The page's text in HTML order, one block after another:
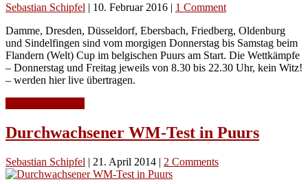
Sebastian Schipfel | 10. Februar 2016 | 1 Comment
Damme, Dresden, Düsseldorf, Ebersbach, Friedberg, Oldenburg
und Sindelfingen sind vom morgigen Donnerstag bis Samstag beim
Flandern (Welt) Cup im belgischen Puurs am Start. Die Wettkämpfe
– Donnerstag und Freitag jeweils von 8.30 bis 22.30 Uhr, kein Witz!
– werden hier live übertragen.
Durchwachsener WM-Test in Puurs
Sebastian Schipfel | 21. April 2014 | 2 Comments